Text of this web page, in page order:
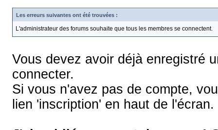
Les erreurs suivantes ont été trouvées :
L'administrateur des forums souhaite que tous les membres se connectent.
Vous devez avoir déjà enregistré
connecter.
Si vous n'avez pas de compte,
lien 'inscription' en haut de l'écran.